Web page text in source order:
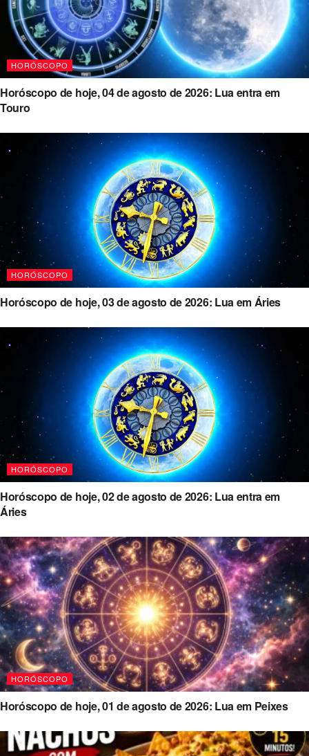
HORÓSCOPO
Horóscopo de hoje, 04 de agosto de 2026: Lua entra em
Touro
HORÓSCOPO
Horóscopo de hoje, 03 de agosto de 2026: Lua em Áries
HORÓSCOPO
Horóscopo de hoje, 02 de agosto de 2026: Lua entra em
Áries
HORÓSCOPO
Horóscopo de hoje, 01 de agosto de 2026: Lua em Peixes